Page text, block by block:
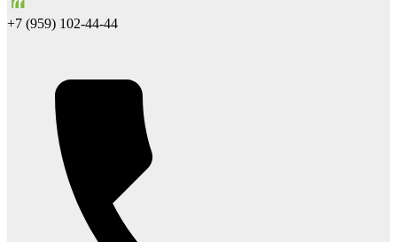
+7 (959) 102-44-44